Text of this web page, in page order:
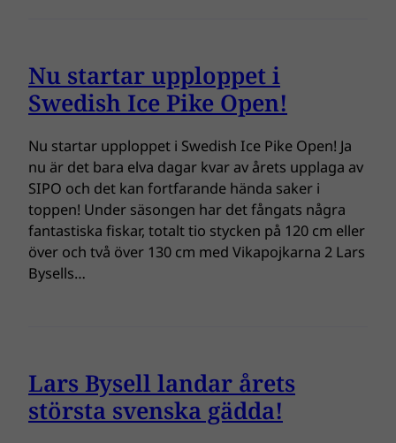
Nu startar upploppet i
Swedish Ice Pike Open!
Nu startar upploppet i Swedish Ice Pike Open! Ja
nu är det bara elva dagar kvar av årets upplaga av
SIPO och det kan fortfarande hända saker i
toppen! Under säsongen har det fångats några
fantastiska fiskar, totalt tio stycken på 120 cm eller
över och två över 130 cm med Vikapojkarna 2 Lars
Bysells…
Lars Bysell landar årets
största svenska gädda!